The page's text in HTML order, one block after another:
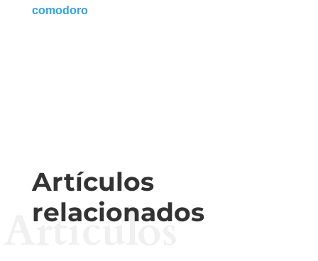
comodoro
Artículos
relacionados
Artículos